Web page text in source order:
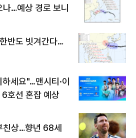
…예상 경로 보니
반도 빗겨간다…
세요"…맨시티·이
6호선 혼잡 예상
친상…향년 68세